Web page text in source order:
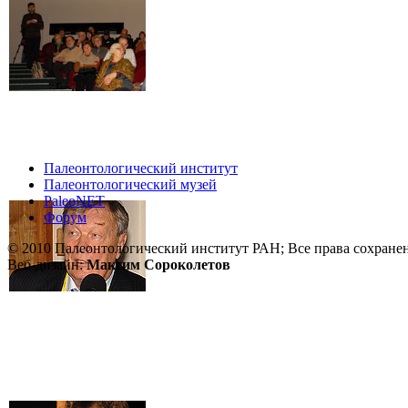
Палеонтологический институт
Палеонтологический музей
PaleoNET
Форум
© 2010 Палеонтологический институт РАН; Все права
Веб-дизайн:Максим Сороколетов